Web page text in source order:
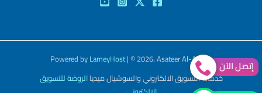
Powered byLameyHost| © 2026، Asateer Al-Amaar
خدمات التسويق الالكتروني والسوشيال ميدياالروضة للتسويق
إتصل الآن